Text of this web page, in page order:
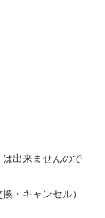
は出来ませんので
・キャンセル）